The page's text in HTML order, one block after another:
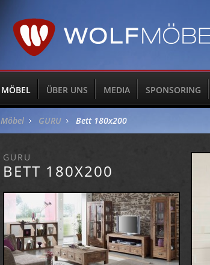
MÖBEL ÜBER UNS MEDIA SPONSORING
Möbel GURU Bett 180x200
GURU
BETT 180X200